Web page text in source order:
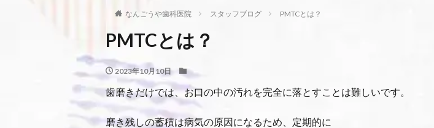
なんごうや歯科医院 スタッフブログ PMTCとは？
PMTCとは？
2023年10月10日
歯磨きだけでは、お口の中の汚れを完全に落とすことは難しいです。
磨き残しの蓄積は病気の原因になるため、定期的に